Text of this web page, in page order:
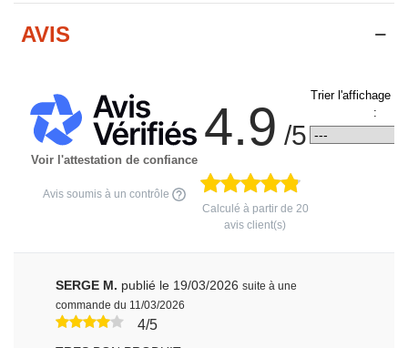
AVIS
Voir l'attestation de confiance
Avis soumis à un contrôle
4.9 /5
Calculé à partir de 20
avis client(s)
Trier l'affichage
:
SERGE M. publié le 19/03/2026 suite à une
commande du 11/03/2026
4/5